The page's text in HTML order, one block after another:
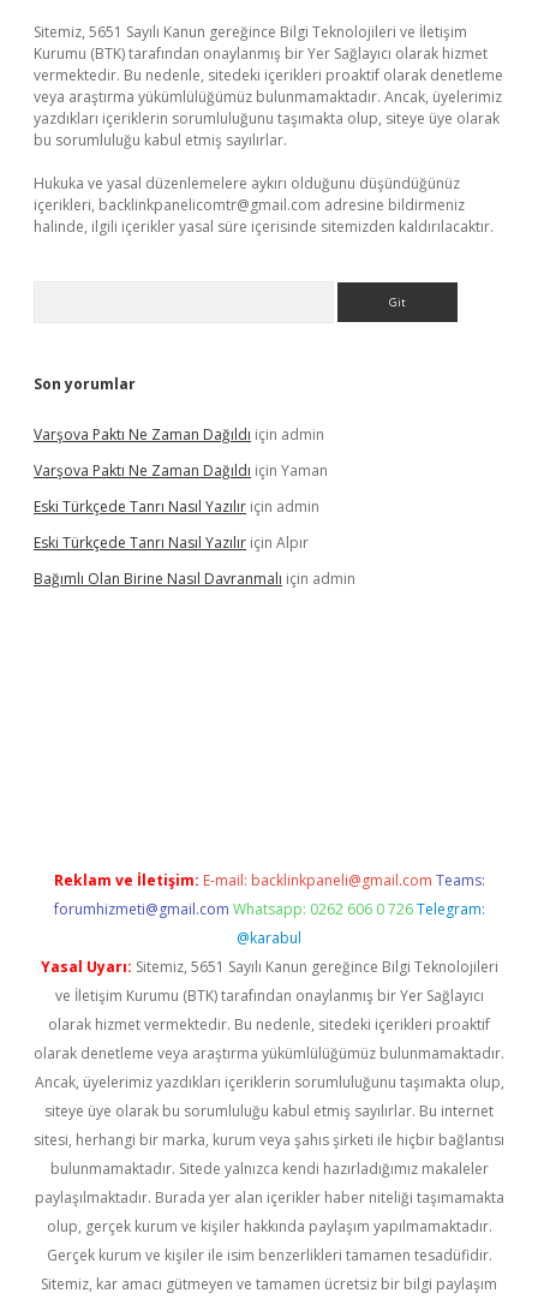
Sitemiz, 5651 Sayılı Kanun gereğince Bilgi Teknolojileri ve İletişim
Kurumu (BTK) tarafından onaylanmış bir Yer Sağlayıcı olarak hizmet
vermektedir. Bu nedenle, sitedeki içerikleri proaktif olarak denetleme
veya araştırma yükümlülüğümüz bulunmamaktadır. Ancak, üyelerimiz
yazdıkları içeriklerin sorumluluğunu taşımakta olup, siteye üye olarak
bu sorumluluğu kabul etmiş sayılırlar.
Hukuka ve yasal düzenlemelere aykırı olduğunu düşündüğünüz
içerikleri, backlinkpanelicomtr@gmail.com adresine bildirmeniz
halinde, ilgili içerikler yasal süre içerisinde sitemizden kaldırılacaktır.
Son yorumlar
Varşova Paktı Ne Zaman Dağıldı için admin
Varşova Paktı Ne Zaman Dağıldı için Yaman
Eski Türkçede Tanrı Nasıl Yazılır için admin
Eski Türkçede Tanrı Nasıl Yazılır için Alpır
Bağımlı Olan Birine Nasıl Davranmalı için admin
Reklam ve İletişim: E-mail: backlinkpaneli@gmail.com Teams:
forumhizmeti@gmail.com Whatsapp: 0262 606 0 726 Telegram:
@karabul
Yasal Uyarı: Sitemiz, 5651 Sayılı Kanun gereğince Bilgi Teknolojileri
ve İletişim Kurumu (BTK) tarafından onaylanmış bir Yer Sağlayıcı
olarak hizmet vermektedir. Bu nedenle, sitedeki içerikleri proaktif
olarak denetleme veya araştırma yükümlülüğümüz bulunmamaktadır.
Ancak, üyelerimiz yazdıkları içeriklerin sorumluluğunu taşımakta olup,
siteye üye olarak bu sorumluluğu kabul etmiş sayılırlar. Bu internet
sitesi, herhangi bir marka, kurum veya şahıs şirketi ile hiçbir bağlantısı
bulunmamaktadır. Sitede yalnızca kendi hazırladığımız makaleler
paylaşılmaktadır. Burada yer alan içerikler haber niteliği taşımamakta
olup, gerçek kurum ve kişiler hakkında paylaşım yapılmamaktadır.
Gerçek kurum ve kişiler ile isim benzerlikleri tamamen tesadüfidir.
Sitemiz, kar amacı gütmeyen ve tamamen ücretsiz bir bilgi paylaşım